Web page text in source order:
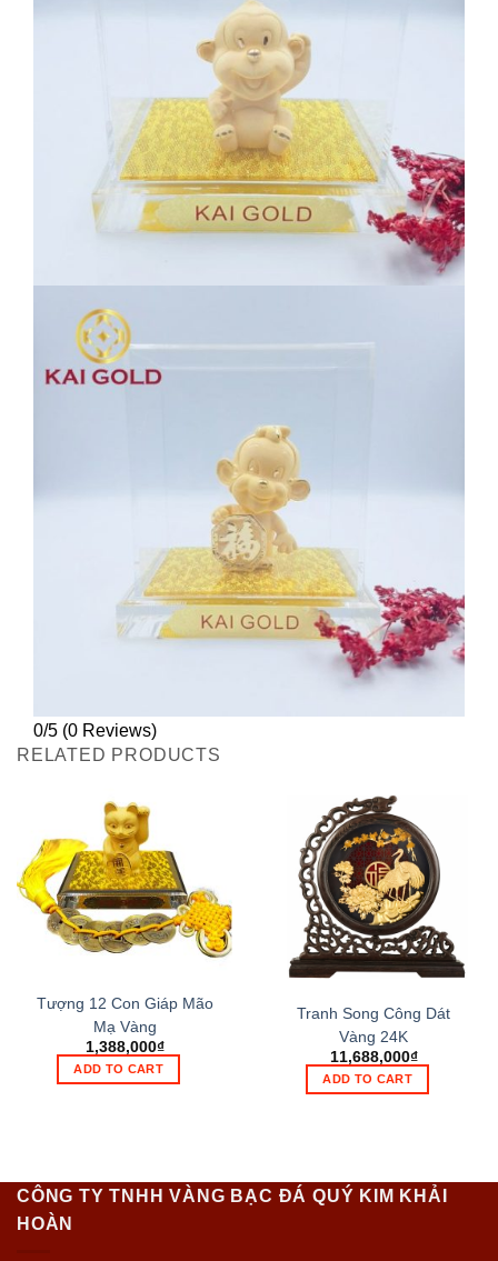
0/5 (0 Reviews)
RELATED PRODUCTS
Tượng 12 Con Giáp Mão
Mạ Vàng
1,388,000₫
ADD TO CART
Tranh Song Công Dát
Vàng 24K
11,688,000₫
ADD TO CART
CÔNG TY TNHH VÀNG BẠC ĐÁ QUÝ KIM KHẢI
HOÀN